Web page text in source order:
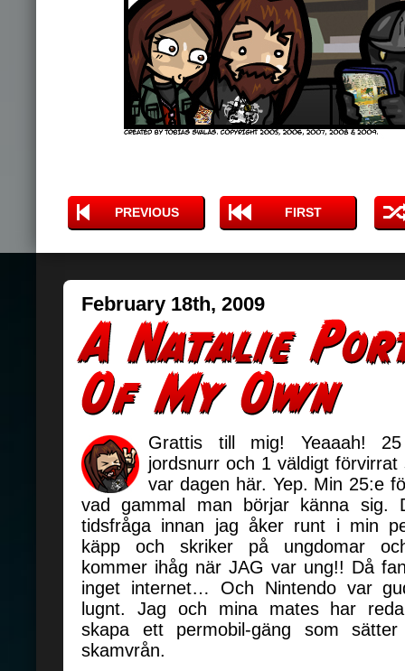
PREVIOUS FIRST
February 18th, 2009
Grattis till mig! Yeaaah!
jordsnurr och 1 väldigt förvirrat
var dagen här. Yep. Min 25:e
vad gammal man börjar känna sig.
tidsfråga innan jag åker runt i min
käpp och skriker på ungdomar
kommer ihåg när JAG var ung!! Då
inget internet… Och Nintendo var
lugnt. Jag och mina mates har
skapa ett permobil-gäng som
skamvrån.